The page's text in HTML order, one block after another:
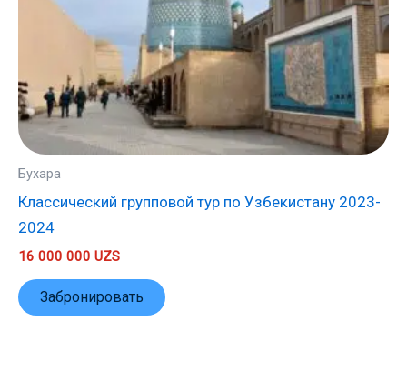
Бухара
Классический групповой тур по Узбекистану 2023-
2024
16 000 000 UZS
Забронировать